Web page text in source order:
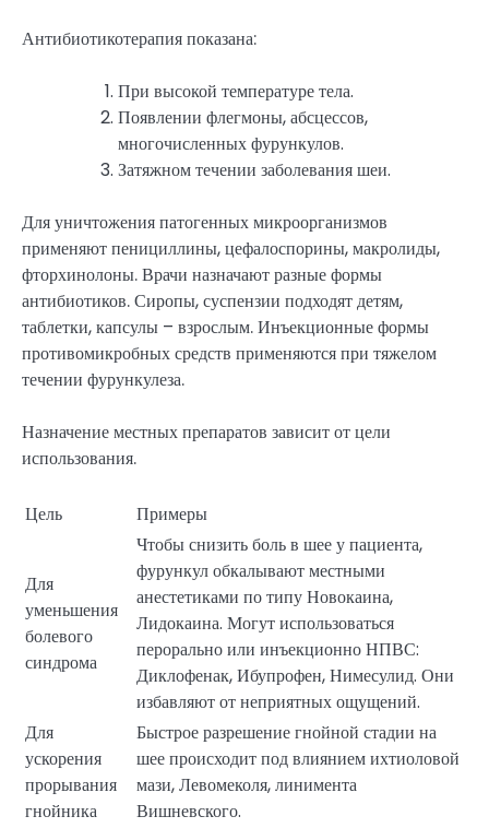
Антибиотикотерапия показана:
При высокой температуре тела.
Появлении флегмоны, абсцессов,
многочисленных фурункулов.
Затяжном течении заболевания шеи.
Для уничтожения патогенных микроорганизмов
применяют пенициллины, цефалоспорины, макролиды,
фторхинолоны. Врачи назначают разные формы
антибиотиков. Сиропы, суспензии подходят детям,
таблетки, капсулы – взрослым. Инъекционные формы
противомикробных средств применяются при тяжелом
течении фурункулеза.
Назначение местных препаратов зависит от цели
использования.
Цель Примеры
Для
уменьшения
болевого
синдрома
Чтобы снизить боль в шее у пациента,
фурункул обкалывают местными
анестетиками по типу Новокаина,
Лидокаина. Могут использоваться
перорально или инъекционно НПВС:
Диклофенак, Ибупрофен, Нимесулид. Они
избавляют от неприятных ощущений.
Для
ускорения
прорывания
гнойника
Быстрое разрешение гнойной стадии на
шее происходит под влиянием ихтиоловой
мази, Левомеколя, линимента
Вишневского.